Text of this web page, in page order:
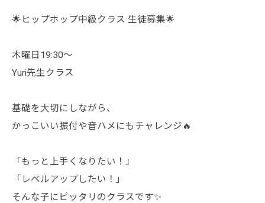
🌟ヒップホップ中級クラス 生徒募集🌟
木曜日19:30〜
Yuri先生クラス
基礎を大切にしながら、
かっこいい振付や音ハメにもチャレンジ🔥
「もっと上手くなりたい！」
「レベルアップしたい！」
そんな子にピッタリのクラスです✨